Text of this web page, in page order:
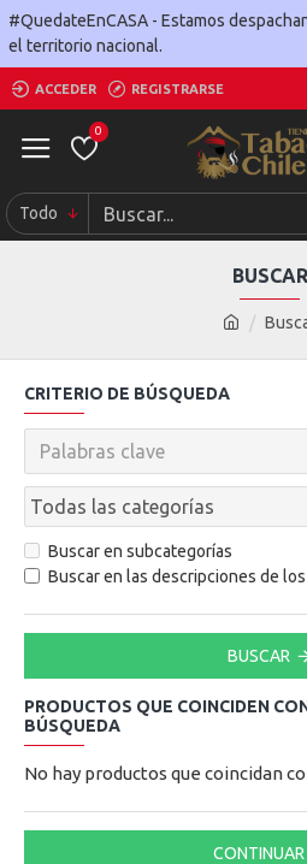
#QuedateEnCASA - Estamos
el territorio nacional.
ACCEDER REGISTRARSE
0
Todo
BUSCAR
CRITERIO DE BÚSQUEDA
Buscar en subcategorías
Buscar en las descripciones de
BUSCAR
PRODUCTOS QUE COINCIDEN
BÚSQUEDA
No hay productos que coincidan
CONTINUAR